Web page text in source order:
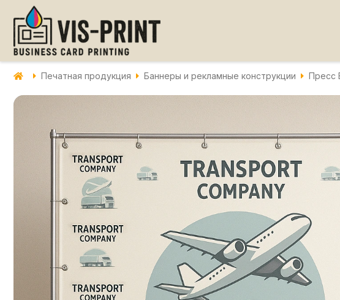
Печатная продукция Баннеры и рекламные конструкции Пресс